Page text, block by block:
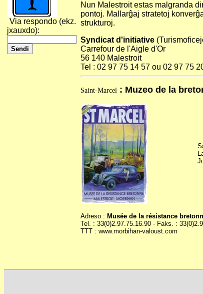
Via respondo (ekz.
jxauxdo):
Nun Malestroit estas malgranda
pontoj. Mallarĝaj stratetoj
strukturoj.
Syndicat d'initiative
Carrefour de l'Aigle d'Or
56 140 Malestroit
Tel : 02 97 75 14 57 ou 02 97 75
Saint-Marcel : Muzeo de la
Adreso : Musée de la résistance
Tel. : 33(0)2.97.75.16.90 - Faks. :
TTT : www.morbihan-valoust.com